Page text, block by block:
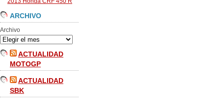
ARCHIVO
Archivo
ACTUALIDAD
MOTOGP
ACTUALIDAD
SBK